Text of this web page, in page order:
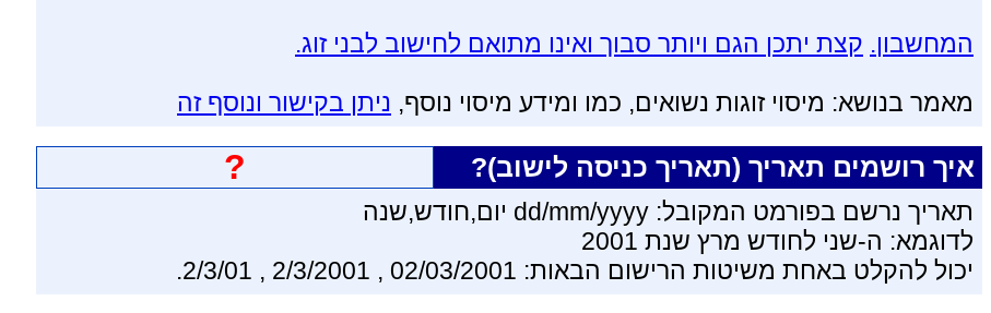
המחשבון. קצת יתכן הגם ויותר סבוך ואינו מתואם לחישוב לבני זוג.
מאמר בנושא: מיסוי זוגות נשואים, כמו ומידע מיסוי נוסף, ניתן בקישור ונוסף זה
איך רושמים תאריך (תאריך כניסה לישוב)? ?
תאריך נרשם בפורמט המקובל: dd/mm/yyyy יום,חודש,שנה
לדוגמא: ה-שני לחודש מרץ שנת 2001
יכול להקלט באחת משיטות הרישום הבאות: 02/03/2001 , 2/3/2001 , 2/3/01.